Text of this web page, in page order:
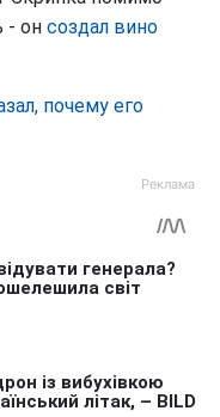
- он создал вино
почему его